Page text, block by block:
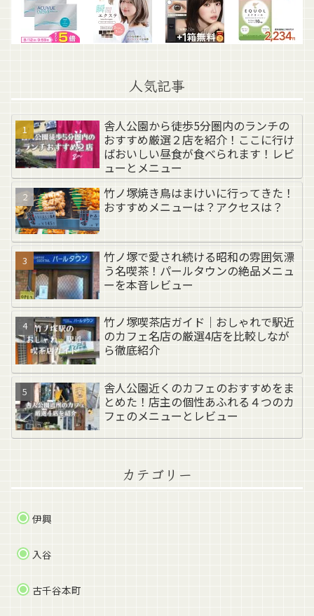
人気記事
舎人公園から徒歩5分圏内のランチの
おすすめ厳選２店を紹介！ここに行け
ばおいしい昼食が食べられます！レビ
ューとメニュー
竹ノ塚焼き鳥はまけいに行ってきた！
おすすめメニューは？アクセスは？
竹ノ塚で愛され続ける昭和の雰囲気漂
う名喫茶！パールタウンの絶品メニュ
ーを本音レビュー
竹ノ塚喫茶店ガイド｜おしゃれで駅近
のカフェ名店の厳選4店を比較しなが
ら徹底紹介
舎人公園近くのカフェのおすすめをま
とめた！店主の個性あふれる４つのカ
フェのメニューとレビュー
カテゴリー
伊興
入谷
古千谷本町